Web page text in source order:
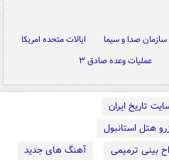
سازمان صدا و سیما
ایالات متحده امریکا
عملیات وعده صادق ۳
تاریخ ایران
هتل استانبول
بینی ترمیمی
آهنگ های جدید